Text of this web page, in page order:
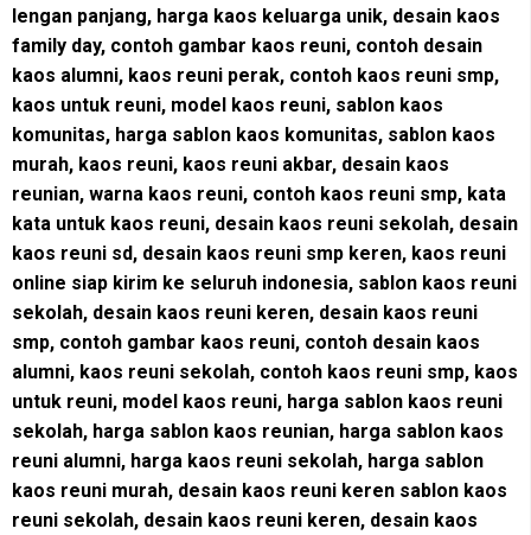
lengan panjang, harga kaos keluarga unik, desain kaos
family day, contoh gambar kaos reuni, contoh desain
kaos alumni, kaos reuni perak, contoh kaos reuni smp,
kaos untuk reuni, model kaos reuni, sablon kaos
komunitas, harga sablon kaos komunitas, sablon kaos
murah, kaos reuni, kaos reuni akbar, desain kaos
reunian, warna kaos reuni, contoh kaos reuni smp, kata
kata untuk kaos reuni, desain kaos reuni sekolah, desain
kaos reuni sd, desain kaos reuni smp keren, kaos reuni
online siap kirim ke seluruh indonesia, sablon kaos reuni
sekolah, desain kaos reuni keren, desain kaos reuni
smp, contoh gambar kaos reuni, contoh desain kaos
alumni, kaos reuni sekolah, contoh kaos reuni smp, kaos
untuk reuni, model kaos reuni, harga sablon kaos reuni
sekolah, harga sablon kaos reunian, harga sablon kaos
reuni alumni, harga kaos reuni sekolah, harga sablon
kaos reuni murah, desain kaos reuni keren sablon kaos
reuni sekolah, desain kaos reuni keren, desain kaos